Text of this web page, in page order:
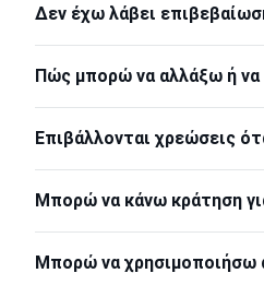
Δεν έχω λάβει
Πώς μπορώ να αλλάξω ή
Επιβάλλονται χρεώσεις
Μπορώ να κάνω κράτηση
Μπορώ να χρησιμοποιήσω